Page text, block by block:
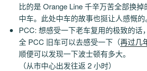
比的是 Orange Line 千辛万苦全部换
中车。此处中车的故事也挺让人感慨的。
PCC: 想感受一下老车复用的极致的话，
全 PCC 旧车可以去感受一下（再过几
顺便可以发现一下波士顿有多大。
（从市中心出发往返 2 小时）